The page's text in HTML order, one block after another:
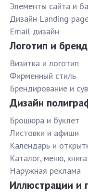
Элементы сайта и
Дизайн Landing
Email дизайн
Логотип и
Визитка и логотип
Фирменный стиль
Брендирование и
Дизайн
Брошюра и буклет
Листовки и афиши
Календарь и
Каталог, меню, книга
Наружная реклама
Иллюстрации и